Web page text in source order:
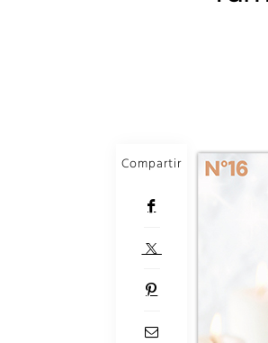
Compartir